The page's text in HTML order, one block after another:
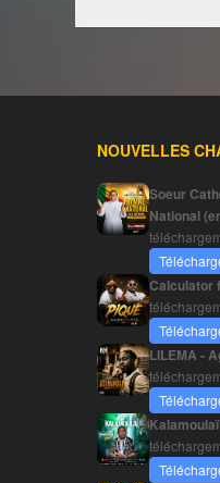
NOUVELLES
Soeur
National
Calculator
LILEMA -